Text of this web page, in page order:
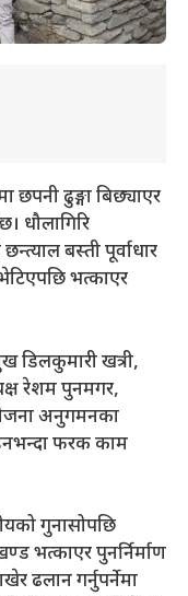
छपनी ढुङ्गा बिछ्याएर
धौलागिरि
बस्ती पूर्वाधार
भत्काएर
डिलकुमारी खत्री,
रेशम पुनमगर,
अनुगमनका
फरक काम
गुनासोपछि
भत्काएर पुनर्निर्माण
ढलान गर्नुपर्नेमा